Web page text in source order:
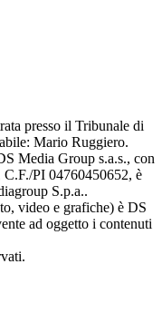
presso il Tribunale di
Mario Ruggiero.
Media Group s.a.s., con
PI 04760450652, è
S.p.a..
video e grafiche) è DS
ad oggetto i contenuti